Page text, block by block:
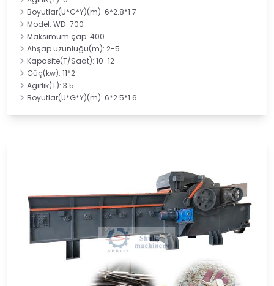
Boyutlar(U*G*Y)(m): 6*2.8*1.7
Model: WD-700
Maksimum çap: 400
Ahşap uzunluğu(m): 2-5
Kapasite(T/Saat): 10-12
Güç(kw): 11*2
Ağırlık(T): 3.5
Boyutlar(U*G*Y)(m): 6*2.5*1.6